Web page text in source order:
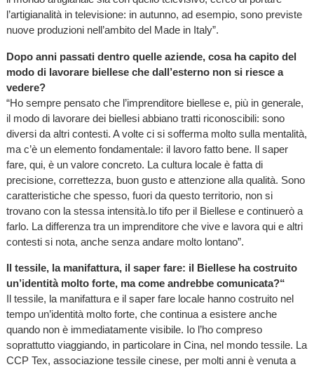
l’artigianalità in televisione: in autunno, ad esempio, sono previste
nuove produzioni nell’ambito del Made in Italy”.
Dopo anni passati dentro quelle aziende, cosa ha capito del
modo di lavorare biellese che dall’esterno non si riesce a
vedere?
“Ho sempre pensato che l’imprenditore biellese e, più in generale,
il modo di lavorare dei biellesi abbiano tratti riconoscibili: sono
diversi da altri contesti. A volte ci si sofferma molto sulla mentalità,
ma c’è un elemento fondamentale: il lavoro fatto bene. Il saper
fare, qui, è un valore concreto. La cultura locale è fatta di
precisione, correttezza, buon gusto e attenzione alla qualità. Sono
caratteristiche che spesso, fuori da questo territorio, non si
trovano con la stessa intensità.Io tifo per il Biellese e continuerò a
farlo. La differenza tra un imprenditore che vive e lavora qui e altri
contesti si nota, anche senza andare molto lontano”.
Il tessile, la manifattura, il saper fare: il Biellese ha costruito
un’identità molto forte, ma come andrebbe comunicata?“
Il tessile, la manifattura e il saper fare locale hanno costruito nel
tempo un’identità molto forte, che continua a esistere anche
quando non è immediatamente visibile. Io l’ho compreso
soprattutto viaggiando, in particolare in Cina, nel mondo tessile. La
CCP Tex, associazione tessile cinese, per molti anni è venuta a